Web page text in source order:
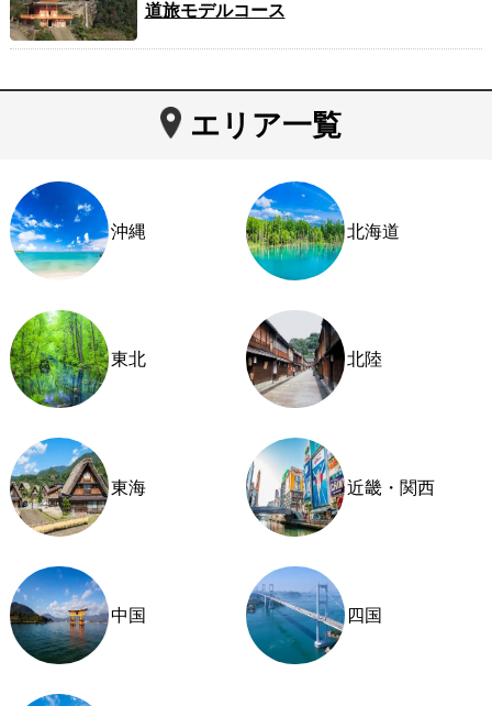
道旅モデルコース
エリア一覧
沖縄 北海道
東北 北陸
東海 近畿・関西
中国 四国